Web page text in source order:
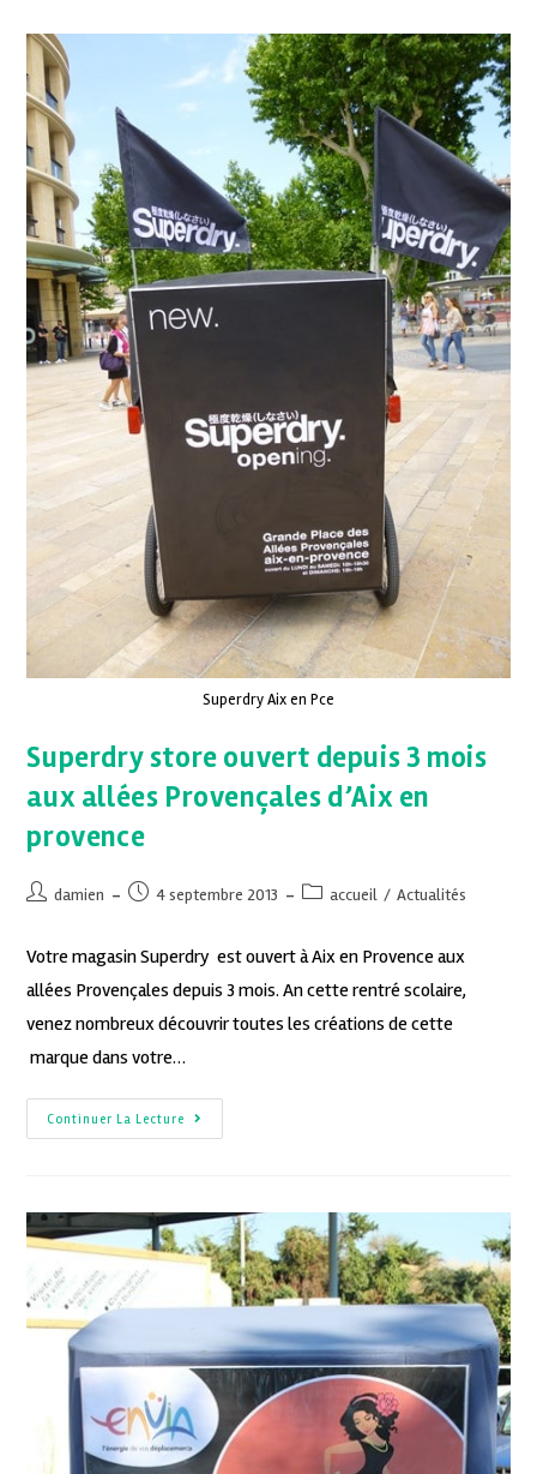
Superdry Aix en Pce
Superdry store ouvert depuis 3 mois
aux allées Provençales d’Aix en
provence
damien 4 septembre 2013 accueil / Actualités
Votre magasin Superdry est ouvert à Aix en Provence aux
allées Provençales depuis 3 mois. An cette rentré scolaire,
venez nombreux découvrir toutes les créations de cette
marque dans votre…
Continuer La Lecture